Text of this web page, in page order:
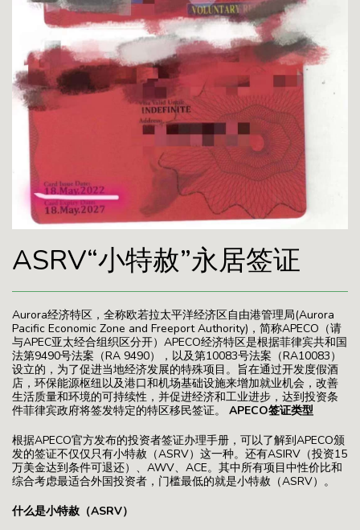
ASRV“小特赦”永居签证
Aurora经济特区，全称欧若拉太平洋经济区自由港管理局(Aurora
Pacific Economic Zone and Freeport Authority)，简称APECO（请
与APEC亚太经合组织区分开）APECO经济特区是根据菲律宾共和国
法第9490号法案（RA 9490），以及第10083号法案（RA10083）
设立的，为了促进当地经济发展的特殊项目。旨在通过开发度假酒
店，环保能源枢纽以及港口和机场基础设施来增加就业机会，改善
生活质量和环境的可持续性，并促进经济和工业进步，达到投资条
件菲律宾政府将签发特定的特区移民签证。 APECO签证类型
根据APECO官方发布的投资者签证办理手册，可以了解到APECO颁
发的签证不仅仅只有小特赦（ASRV）这一种。还有ASIRV（投资15
万美金达到条件可退还）、AWV、ACE。其中所有项目中性价比和
综合考虑最适合外国投资者，门槛最低的就是小特赦（ASRV）。
什么是小特赦（ASRV）